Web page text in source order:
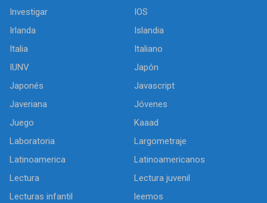
Investigar
IOS
Irlanda
Islandia
Italia
Italiano
IUNV
Japón
Japonés
Javascript
Javeriana
Jóvenes
Juego
Kaaad
Laboratoria
Largometraje
Latinoamerica
Latinoamericanos
Lectura
Lectura juvenil
Lecturas infantil
leemos